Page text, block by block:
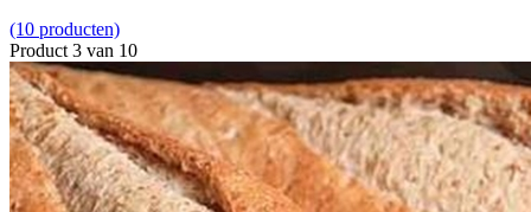
(10 producten)
Product 3 van 10